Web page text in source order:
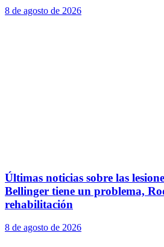
8 de agosto de 2026
Últimas noticias sobre las
Bellinger tiene un problema,
rehabilitación
8 de agosto de 2026